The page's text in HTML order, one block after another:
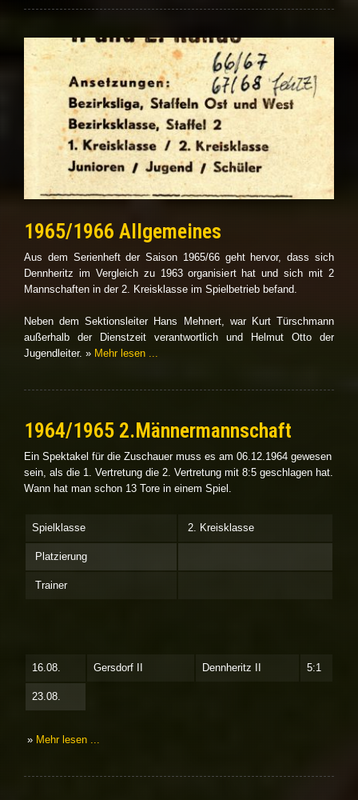
1965/1966 Allgemeines
Aus dem Serienheft der Saison 1965/66 geht hervor, dass sich
Dennheritz im Vergleich zu 1963 organisiert hat und sich mit 2
Mannschaften in der 2. Kreisklasse im Spielbetrieb befand.
Neben dem Sektionsleiter Hans Mehnert, war Kurt Türschmann
außerhalb der Dienstzeit verantwortlich und Helmut Otto der
Jugendleiter. » Mehr lesen ...
1964/1965 2.Männermannschaft
Ein Spektakel für die Zuschauer muss es am 06.12.1964 gewesen
sein, als die 1. Vertretung die 2. Vertretung mit 8:5 geschlagen hat.
Wann hat man schon 13 Tore in einem Spiel.
Spielklasse 2. Kreisklasse
Platzierung
Trainer
16.08. Gersdorf II Dennheritz II 5:1
23.08.
» Mehr lesen ...